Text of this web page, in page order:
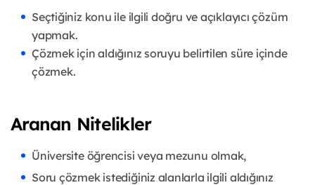
Seçtiğiniz konu ile ilgili doğru ve açıklayıcı çözüm
yapmak.
Çözmek için aldığınız soruyu belirtilen süre içinde
çözmek.
Aranan Nitelikler
Üniversite öğrencisi veya mezunu olmak,
Soru çözmek istediğiniz alanlarla ilgili aldığınız